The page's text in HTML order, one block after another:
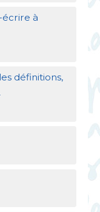
à
définitions,